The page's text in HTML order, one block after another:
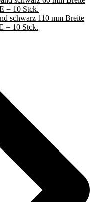
= 10 Stck.
schwarz 110 mm Breite
= 10 Stck.